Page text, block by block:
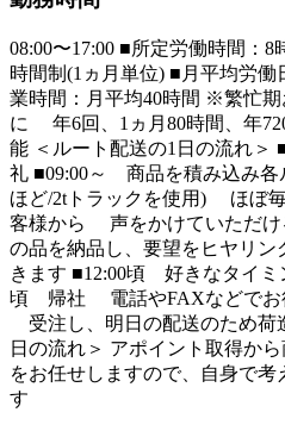
08:00〜17:00 ■所定労働時間：
時間制(1ヵ月単位) ■月平均労
業時間：月平均40時間 ※繁忙
に 年6回、1ヵ月80時間、年
能 ＜ルート配送の1日の流れ
礼 ■09:00～ 商品を積み込み
ほど/2tトラックを使用) ほぼ
客様から 声をかけていただ
の品を納品し、要望をヒヤリ
きます ■12:00頃 好きなタイミ
頃 帰社 電話やFAXなどでお
受注し、明日の配送のため荷
日の流れ＞ アポイント取得か
をお任せしますので、自身で考
す